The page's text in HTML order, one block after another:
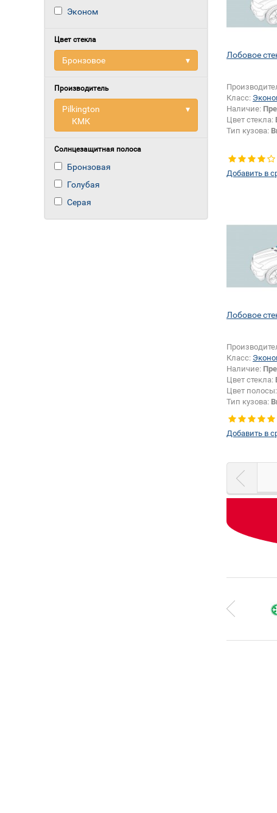
Эконом
Цвет стекла
▾
Бронзовое
Производитель
▾
Pilkington
КМК
Солнцезащитная полоса
Бронзовая
Голубая
Серая
Лобовое
Класс:
Наличие:
Цвет стекла:
Тип кузова:
Добавить в
Лобовое
Класс:
Наличие:
Цвет стекла:
Цвет полосы:
Тип кузова:
Добавить в